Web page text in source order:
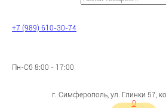
+7 (989) 610-30-74
Пн-Сб 8:00 - 17:00
г. Симферополь, ул. Глинки 57,
0